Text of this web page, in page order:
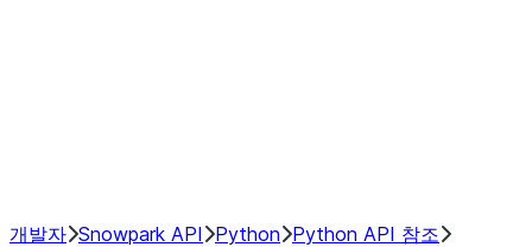
개발자 Snowpark API Python Python API 참조